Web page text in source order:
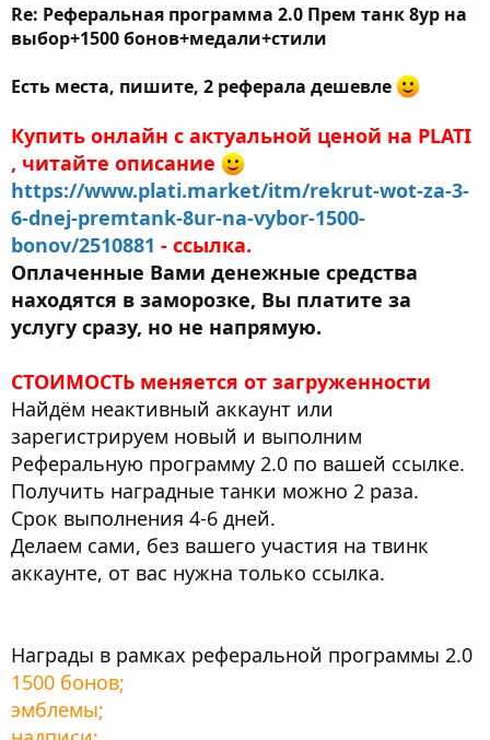
Re: Реферальная программа 2.0 Прем танк 8ур на
выбор+1500 бонов+медали+стили
Есть места, пишите, 2 реферала дешевле
Купить онлайн с актуальной ценой на PLATI
, читайте описание
https://www.plati.market/itm/rekrut-wot-za-3-
6-dnej-premtank-8ur-na-vybor-1500-
bonov/2510881 - ссылка.
Оплаченные Вами денежные средства
находятся в заморозке, Вы платите за
услугу сразу, но не напрямую.
СТОИМОСТЬ меняется от загруженности
Найдём неактивный аккаунт или
зарегистрируем новый и выполним
Реферальную программу 2.0 по вашей ссылке.
Получить наградные танки можно 2 раза.
Срок выполнения 4-6 дней.
Делаем сами, без вашего участия на твинк
аккаунте, от вас нужна только ссылка.
Награды в рамках реферальной программы 2.0
1500 бонов;
эмблемы;